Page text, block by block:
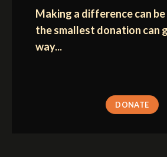
Making a difference can be
the smallest donation can
way...
DONATE